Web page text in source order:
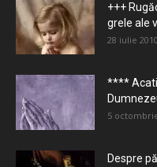
+++
grele ale
28 iulie 2010
****
5
Despre